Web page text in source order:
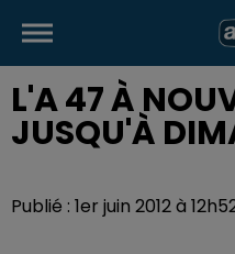
L'A 47 À
JUSQU'À
Publié : 1er juin 2012 à